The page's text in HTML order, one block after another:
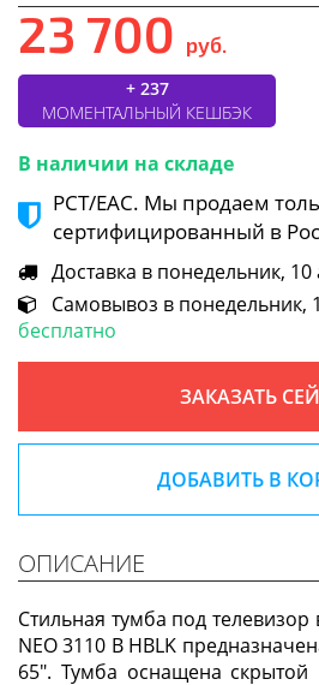
23 700 руб.
+ 237
МОМЕНТАЛЬНЫЙ КЕШБЭК
В наличии на складе
РСТ/ЕАС. Мы продаем
сертифицированный в
Доставка в понедельник, 10
Самовывоз в понедельник,
бесплатно
ЗАКАЗАТЬ
ДОБАВИТЬ В
ОПИСАНИЕ
Стильная тумба под
NEO 3110 B HBLK
65". Тумба оснащена скрытой